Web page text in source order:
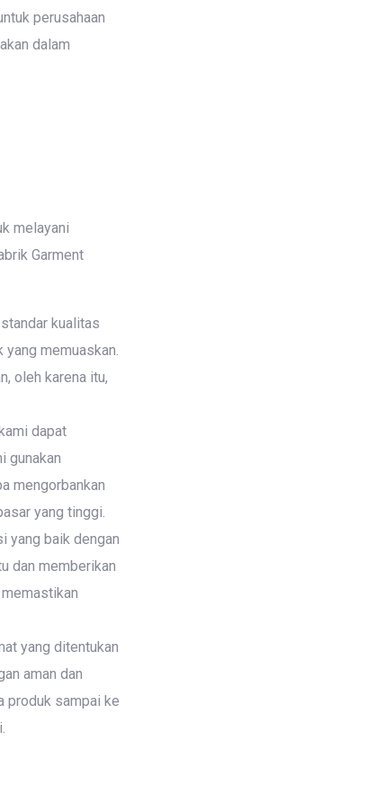
perusahaan
dalam
melayani
Garment
kualitas
memuaskan.
oleh karena itu,
dapat
gunakan
mengorbankan
yang tinggi.
yang baik dengan
dan memberikan
yang ditentukan
aman dan
produk sampai ke